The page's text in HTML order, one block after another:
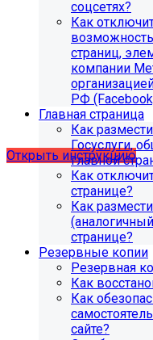
Обновления в
Для готовых
SF4: Сведения об
(simai.sveden)
выпущено обновление
разделе
можно разместить
Открыть инструкцию
С 01.02.2026будет
PHP версии ниже 8.2.
соцсетях?
Как
страниц,
компании
РФ
Главная страница
Как
Госуслуги,
главной
Как
странице?
Как
странице?
Резервные копии
Резервная
Как
Как
сайте?